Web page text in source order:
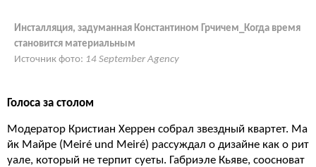
Инсталляция, задуманная Константином Грчичем_Когда время
становится материальным
Источник фото: 14 September Agency
Голоса за столом
Модератор Кристиан Херрен собрал звездный квартет. Ма
йк Майре (Meiré und Meiré) рассуждал о дизайне как о рит
уале, который не терпит суеты. Габриэле Кьяве, соосноват